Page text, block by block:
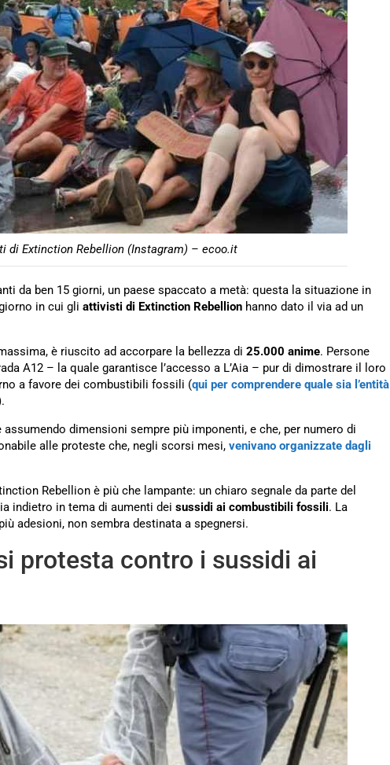
di Extinction Rebellion (Instagram) – ecoo.it
da ben 15 giorni, un paese spaccato a metà: questa la situazione in
in cui gli attivisti di Extinction Rebellion hanno dato il via ad un
è riuscito ad accorpare la bellezza di 25.000 anime. Persone
A12 – la quale garantisce l’accesso a L’Aia – pur di dimostrare il loro
a favore dei combustibili fossili (qui per comprendere quale sia l’entità
dimensioni sempre più imponenti, e che, per numero di
alle proteste che, negli scorsi mesi, venivano organizzate dagli
Rebellion è più che lampante: un chiaro segnale da parte del
indietro in tema di aumenti dei sussidi ai combustibili fossili. La
adesioni, non sembra destinata a spegnersi.
protesta contro i sussidi ai